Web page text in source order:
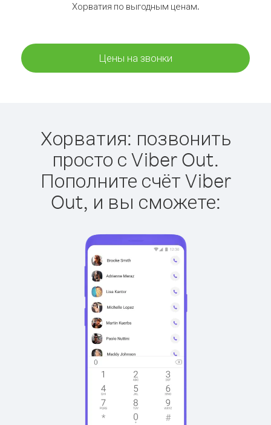
Хорватия по выгодным ценам.
Цены на звонки
Хорватия: позвонить
просто с Viber Out.
Пополните счёт Viber
Out, и вы сможете: